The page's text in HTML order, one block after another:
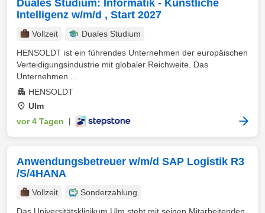
Duales Studium: Informatik - Künstliche
Intelligenz w/m/d , Start 2027
Vollzeit
Duales Studium
HENSOLDT ist ein führendes Unternehmen der europäischen
Verteidigungsindustrie mit globaler Reichweite. Das
Unternehmen ...
HENSOLDT
Ulm
vor 4 Tagen
Anwendungsbetreuer w/m/d SAP Logistik R3
/S/4HANA
Vollzeit
Sonderzahlung